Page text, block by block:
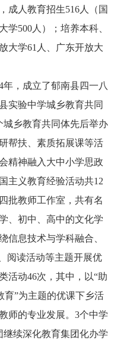
成人教育招生516人（国
学500人）；培养本科、
大学61人、广东开放大
，成立了郁南县四一八
实验中学城乡教育共同
乡教育共同体先后举办
帮扶、素质拓展课等活
精神融入大中小学思政
主义教育经验活动共12
批教师工作室，共有名
、初中、高中的文化学
信息技术与学科融合、
阅读活动等主题开展优
活动46次，其中，以“助
育”为主题的优课下乡活
师的专业发展。3个中学
续深化教育集团化办学